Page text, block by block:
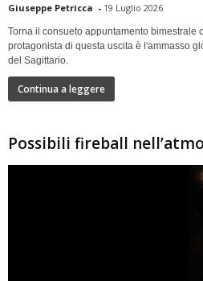
Giuseppe Petricca - 19 Luglio 2026
Torna il consueto appuntamento bimestrale
protagonista di questa uscita è l'ammasso
del Sagittario.
Continua a leggere
Possibili fireball